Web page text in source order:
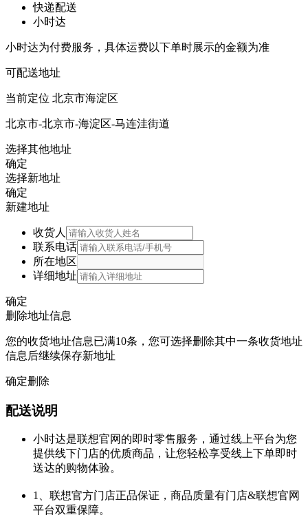
快递配送
小时达
小时达为付费服务，具体运费以下单时展示的金额为准
可配送地址
当前定位 北京市海淀区
北京市-北京市-海淀区-马连洼街道
选择其他地址
确定
选择新地址
确定
新建地址
收货人
联系电话
所在地区
详细地址
确定
删除地址信息
您的收货地址信息已满10条，您可选择删除其中一条收货地址
信息后继续保存新地址
确定删除
配送说明
小时达是联想官网的即时零售服务，通过线上平台为您
提供线下门店的优质商品，让您轻松享受线上下单即时
送达的购物体验。
1、联想官方门店正品保证，商品质量有门店&联想官网
平台双重保障。